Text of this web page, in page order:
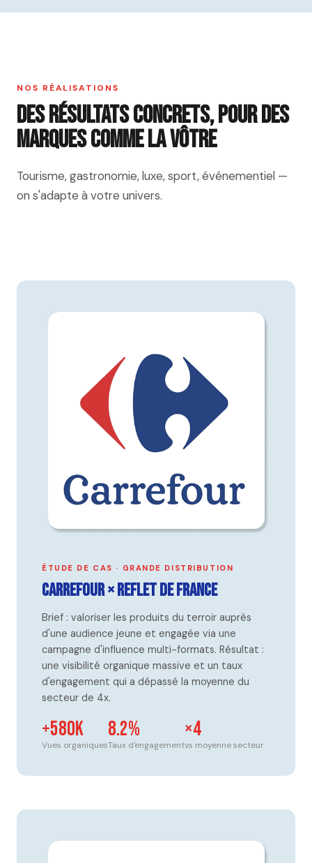
NOS RÉALISATIONS
Des résultats concrets, pour des
marques comme la vôtre
Tourisme, gastronomie, luxe, sport, événementiel —
on s'adapte à votre univers.
ÉTUDE DE CAS · GRANDE DISTRIBUTION
Carrefour × Reflet de France
Brief : valoriser les produits du terroir auprès
d'une audience jeune et engagée via une
campagne d'influence multi-formats. Résultat :
une visibilité organique massive et un taux
d'engagement qui a dépassé la moyenne du
secteur de 4x.
+580K
Vues organiques
8.2%
Taux d'engagement
×4
vs moyenne secteur